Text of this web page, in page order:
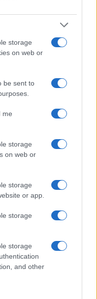
storage
on web or
be sent to
me
storage
on web or
storage
or app.
storage
storage
and other